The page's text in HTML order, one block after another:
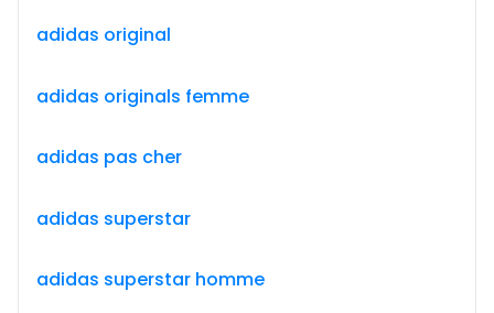
adidas original
adidas originals femme
adidas pas cher
adidas superstar
adidas superstar homme